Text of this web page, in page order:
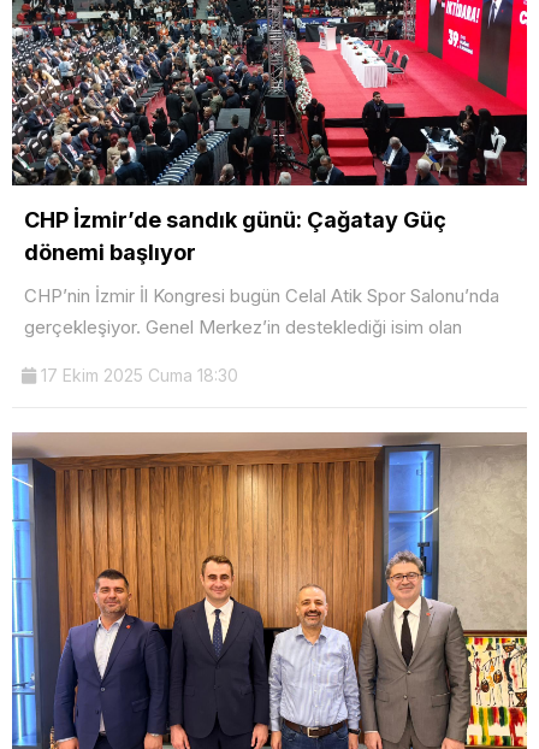
CHP İzmir’de sandık günü: Çağatay Güç
dönemi başlıyor
CHP’nin İzmir İl Kongresi bugün Celal Atik Spor Salonu’nda
gerçekleşiyor. Genel Merkez’in desteklediği isim olan
17 Ekim 2025 Cuma 18:30